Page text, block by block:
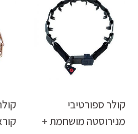
קולר ספורטיבי
מנירוסטה מושחמת +